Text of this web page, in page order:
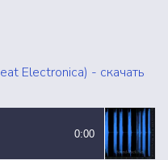
Electronica) - скачать
0:00